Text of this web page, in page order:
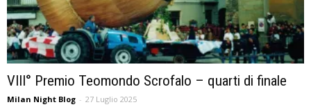
VIII° Premio Teomondo Scrofalo – quarti di finale
Milan Night Blog - 27 Luglio 2025